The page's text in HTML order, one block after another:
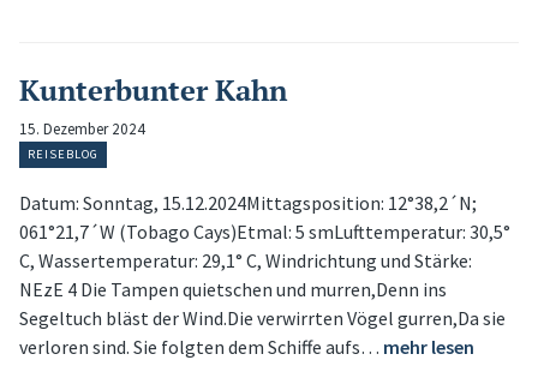
Kunterbunter Kahn
15. Dezember 2024
REISEBLOG
Datum: Sonntag, 15.12.2024Mittagsposition: 12°38,2´N;
061°21,7´W (Tobago Cays)Etmal: 5 smLufttemperatur: 30,5°
C, Wassertemperatur: 29,1° C, Windrichtung und Stärke:
NEzE 4 Die Tampen quietschen und murren,Denn ins
Segeltuch bläst der Wind.Die verwirrten Vögel gurren,Da sie
verloren sind. Sie folgten dem Schiffe aufs… mehr lesen